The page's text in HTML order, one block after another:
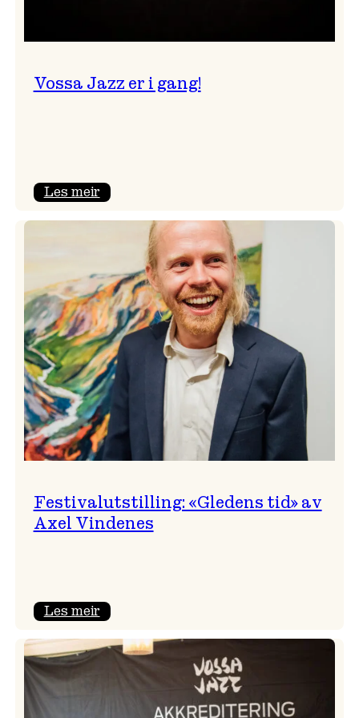
Vossa Jazz er i gang!
Les meir:
gang!
Festivalutstilling: «Gledens tid» av
Axel Vindenes
Les meir:
«Gledens